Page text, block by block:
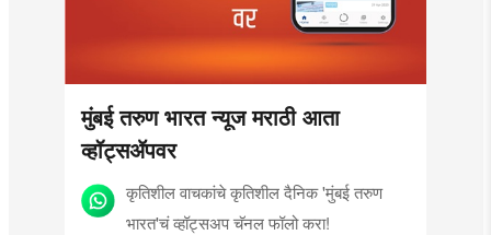
मुंबई तरुण भारत न्यूज मराठी आता
व्हॉट्सॲपवर
कृतिशील वाचकांचे कृतिशील दैनिक 'मुंबई तरुण
भारत'चं व्हॉट्सअप चॅनल फॉलो करा!